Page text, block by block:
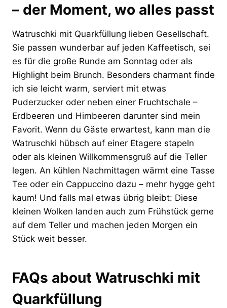
– der Moment, wo alles passt
Watruschki mit Quarkfüllung lieben Gesellschaft.
Sie passen wunderbar auf jeden Kaffeetisch, sei
es für die große Runde am Sonntag oder als
Highlight beim Brunch. Besonders charmant finde
ich sie leicht warm, serviert mit etwas
Puderzucker oder neben einer Fruchtschale –
Erdbeeren und Himbeeren darunter sind mein
Favorit. Wenn du Gäste erwartest, kann man die
Watruschki hübsch auf einer Etagere stapeln
oder als kleinen Willkommensgruß auf die Teller
legen. An kühlen Nachmittagen wärmt eine Tasse
Tee oder ein Cappuccino dazu – mehr hygge geht
kaum! Und falls mal etwas übrig bleibt: Diese
kleinen Wolken landen auch zum Frühstück gerne
auf dem Teller und machen jeden Morgen ein
Stück weit besser.
FAQs about Watruschki mit
Quarkfüllung